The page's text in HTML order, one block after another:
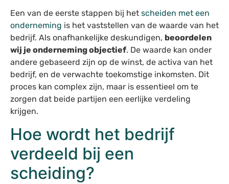
Een van de eerste stappen bij het scheiden met een
onderneming is het vaststellen van de waarde van het
bedrijf. Als onafhankelijke deskundigen, beoordelen
wij je onderneming objectief. De waarde kan onder
andere gebaseerd zijn op de winst, de activa van het
bedrijf, en de verwachte toekomstige inkomsten. Dit
proces kan complex zijn, maar is essentieel om te
zorgen dat beide partijen een eerlijke verdeling
krijgen.
Hoe wordt het bedrijf
verdeeld bij een
scheiding?